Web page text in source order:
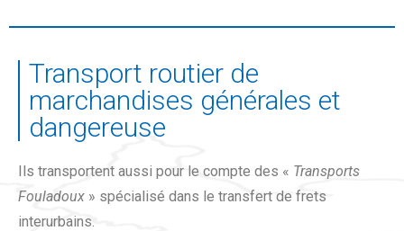
Transport routier de
marchandises générales et
dangereuse
Ils transportent aussi pour le compte des « Transports
Fouladoux » spécialisé dans le transfert de frets
interurbains.